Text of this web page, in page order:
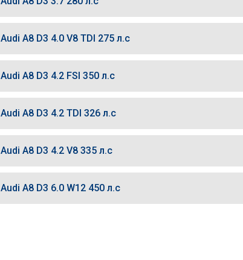
Audi A8 D3 4.0 V8 TDI 275 л.с
Audi A8 D3 4.2 FSI 350 л.с
Audi A8 D3 4.2 TDI 326 л.с
Audi A8 D3 4.2 V8 335 л.с
Audi A8 D3 6.0 W12 450 л.с